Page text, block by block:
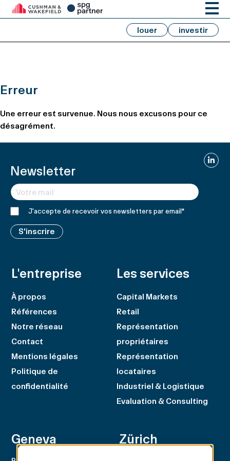
louer investir
Erreur
Une erreur est survenue. Nous nous excusons pour ce
désagrément.
Newsletter
J'accepte de recevoir vos newsletters par email*
S'inscrire
Geneva Zürich
L'entreprise
À propos
Références
Notre réseau
Contact
Mentions légales
Politique de
confidentialité
Les services
Capital Markets
Retail
Représentation
propriétaires
Représentation
locataires
Industriel & Logistique
Evaluation & Consulting